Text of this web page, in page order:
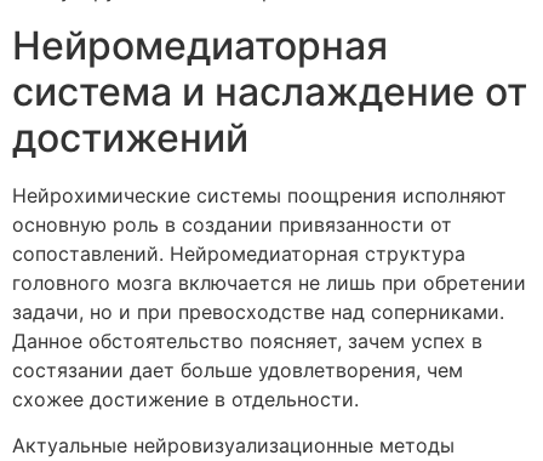
Нейромедиаторная
система и наслаждение от
достижений
Нейрохимические системы поощрения исполняют
основную роль в создании привязанности от
сопоставлений. Нейромедиаторная структура
головного мозга включается не лишь при обретении
задачи, но и при превосходстве над соперниками.
Данное обстоятельство поясняет, зачем успех в
состязании дает больше удовлетворения, чем
схожее достижение в отдельности.
Актуальные нейровизуализационные методы